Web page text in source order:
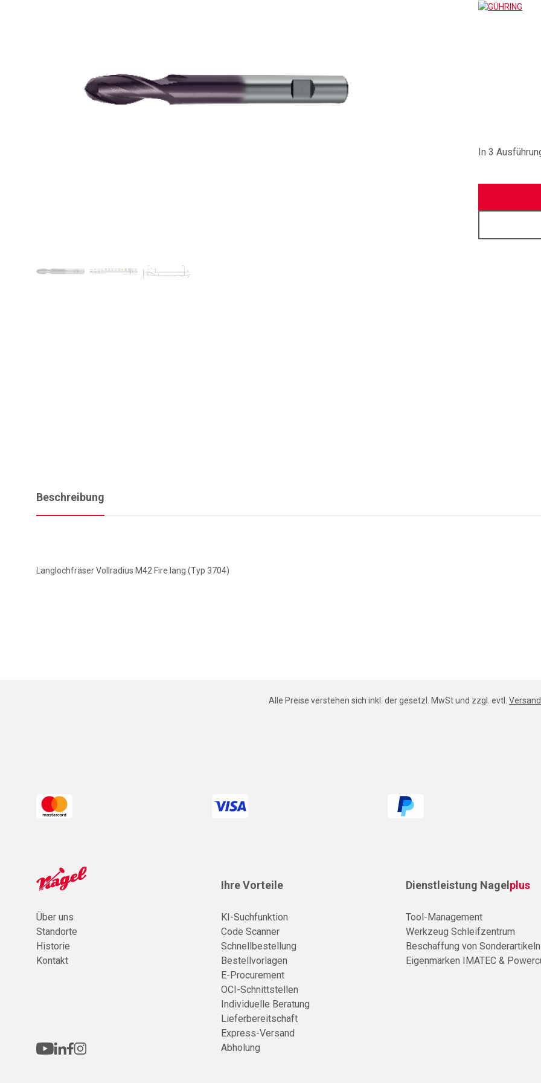
In 3
Beschreibung
Langlochfräser Vollradius M42 Fire lang (Typ 3704)
Alle Preise verstehen sich inkl. der gesetzl. MwSt und zzgl. evtl. Versand
Über uns
Standorte
Historie
Kontakt
Ihre Vorteile
KI-Suchfunktion
Code Scanner
Schnellbestellung
Bestellvorlagen
E-Procurement
OCI-Schnittstellen
Individuelle Beratung
Lieferbereitschaft
Express-Versand
Abholung
Dienstleistung Nagel plus
Tool-Management
Werkzeug Schleifzentrum
Beschaffung von Sonderartikeln
Eigenmarken IMATEC &